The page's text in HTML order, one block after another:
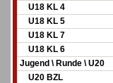
U18 KL 4
U18 KL 5
U18 KL 7
U18 KL 6
Jugend \ Runde \ U20
U20 BZL